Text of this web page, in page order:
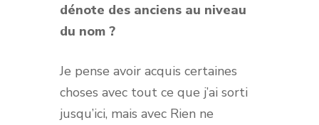
dénote des anciens au niveau
du nom ?
Je pense avoir acquis certaines
choses avec tout ce que j’ai sorti
jusqu’ici, mais avec Rien ne